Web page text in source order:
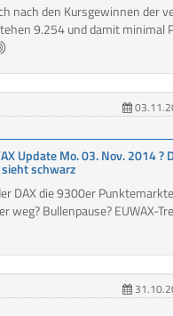
nach den Kursgewinnen der
9.254 und damit minimal
Update Mo. 03. Nov. 2014 ?
schwarz
DAX die 9300er
weg? Bullenpause? EUWAX-